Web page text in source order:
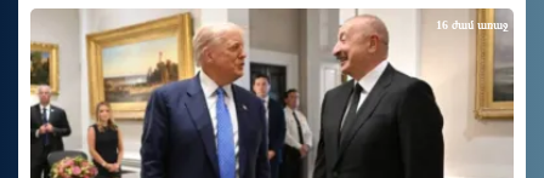
16 ժամ առաջ